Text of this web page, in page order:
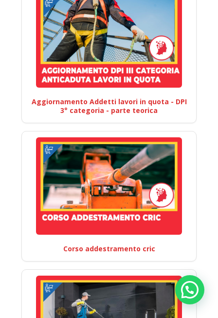
Aggiornamento Addetti lavori in quota - DPI
3° categoria - parte teorica
Corso addestramento cric